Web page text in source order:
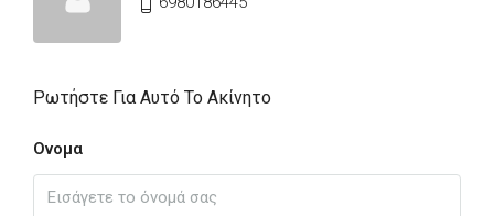
Ρωτήστε Για Αυτό Το Ακίνητο
Ονομα